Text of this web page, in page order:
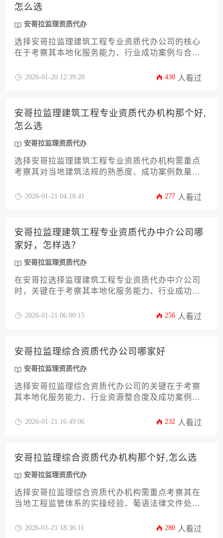
怎么选
安哥拉监理资质代办
选择安哥拉监理建筑工程专业资质代办公司的核心
在于考察其本地化服务能力、行业成功案例与合规
度及售后支持体系进行综合决策。优质代办机构应
的全流程护航。
2026-01-20 12:39:28 430 人看过
安哥拉监理建筑工程专业资质代办机构那个好,
怎么选
安哥拉监理资质代办
选择安哥拉监理建筑工程专业资质代办机构需重点
考察其对当地建筑法规的熟悉度、成功案例数量及
案记录、本土化团队和全程风险管控体系，建议通
2026-01-21 04:18:41 277 人看过
安哥拉监理建筑工程专业资质代办中介公司哪
家好，怎样选？
安哥拉监理资质代办
在安哥拉选择监理建筑工程专业资质代办中介公司
时，关键在于考察其本地化服务能力、行业成功案
多维度对比、实地考察、合同细节审核等方式，筛
2026-01-21 06:00:15 256 人看过
安哥拉监理综合资质代办公司哪家好
安哥拉监理资质代办
选择安哥拉监理综合资质代办公司的关键在于考察
其本地化服务能力、行业资源整合度及成功案例真
求，具备处理跨境资质审批的成熟经验，并能针对
质代办服务提供系统性参考。
2026-01-21 16:49:06 232 人看过
安哥拉监理综合资质代办机构那个好,怎么选
安哥拉监理资质代办
选择安哥拉监理综合资质代办机构需重点考察其在
当地工程监管体系的实操经验、葡语法律文件处理
度、资源整合效率及后续服务体系进行三维评估。
2026-01-21 18:36:11 280 人看过